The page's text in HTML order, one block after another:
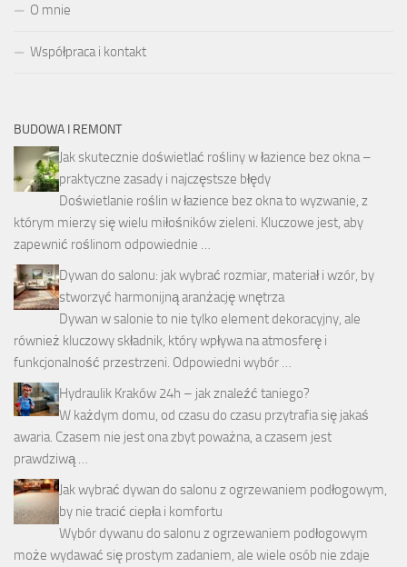
O mnie
Współpraca i kontakt
BUDOWA I REMONT
Jak skutecznie doświetlać rośliny w łazience bez okna –
praktyczne zasady i najczęstsze błędy
Doświetlanie roślin w łazience bez okna to wyzwanie, z
którym mierzy się wielu miłośników zieleni. Kluczowe jest, aby
zapewnić roślinom odpowiednie …
Dywan do salonu: jak wybrać rozmiar, materiał i wzór, by
stworzyć harmonijną aranżację wnętrza
Dywan w salonie to nie tylko element dekoracyjny, ale
również kluczowy składnik, który wpływa na atmosferę i
funkcjonalność przestrzeni. Odpowiedni wybór …
Hydraulik Kraków 24h – jak znaleźć taniego?
W każdym domu, od czasu do czasu przytrafia się jakaś
awaria. Czasem nie jest ona zbyt poważna, a czasem jest
prawdziwą …
Jak wybrać dywan do salonu z ogrzewaniem podłogowym,
by nie tracić ciepła i komfortu
Wybór dywanu do salonu z ogrzewaniem podłogowym
może wydawać się prostym zadaniem, ale wiele osób nie zdaje